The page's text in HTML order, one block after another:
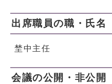
出席職員の職・氏名
埜中主任
会議の公開・非公開